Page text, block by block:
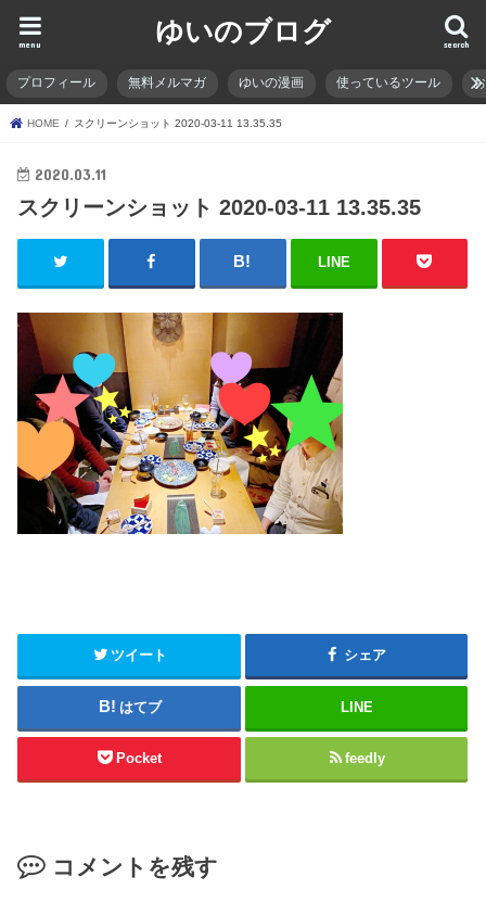
ゆいのブログ search
menu
プロフィール 無料メルマガ ゆいの漫画 使っているツール
HOME スクリーンショット 2020-03-11 13.35.35
2020.03.11
スクリーンショット 2020-03-11 13.35.35
LINE
ツイート シェア
はてブ LINE
Pocket feedly
コメントを残す